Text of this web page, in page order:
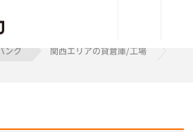
ビルバンク
ンク
関西エリアの貸倉庫/工場